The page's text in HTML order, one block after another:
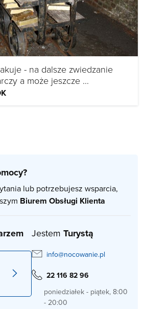
- na dalsze zwiedzanie
a może jeszcze ...
lub potrzebujesz wsparcia,
Biurem Obsługi Klienta
Jestem Turystą
info@nocowanie.pl
22 116 82 96
poniedziałek - piątek, 8:00
- 20:00